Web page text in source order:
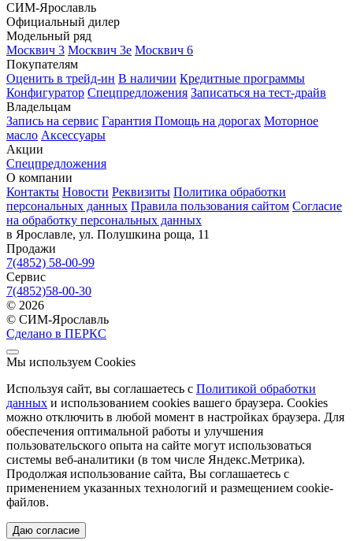
СИМ-Ярославль
Официальный дилер
Модельный ряд
Москвич 3 Москвич 3е Москвич 6
Покупателям
Оценить в трейд-ин В наличии Кредитные программы
Конфигуратор Спецпредложения Записаться на тест-драйв
Владельцам
Запись на сервис Гарантия Помощь на дорогах Моторное
масло Аксессуары
Акции
Спецпредложения
О компании
Контакты Новости Реквизиты Политика обработки
персональных данных Правила пользования сайтом Согласие
на обработку персональных данных
в Ярославле, ул. Полушкина роща, 11
Продажи
7(4852) 58-00-99
Сервис
7(4852)58-00-30
© 2026
© СИМ-Ярославль
Сделано в ПЕРКС
Мы используем Cookies
Используя сайт, вы соглашаетесь с Политикой обработки
данных и использованием cookies вашего браузера. Cookies
можно отключить в любой момент в настройках браузера. Для
обеспечения оптимальной работы и улучшения
пользовательского опыта на сайте могут использоваться
системы веб-аналитики (в том числе Яндекс.Метрика).
Продолжая использование сайта, Вы соглашаетесь с
применением указанных технологий и размещением cookie-
файлов.
Даю согласие